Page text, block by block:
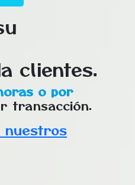
clientes.
o por
transacción.
nuestros